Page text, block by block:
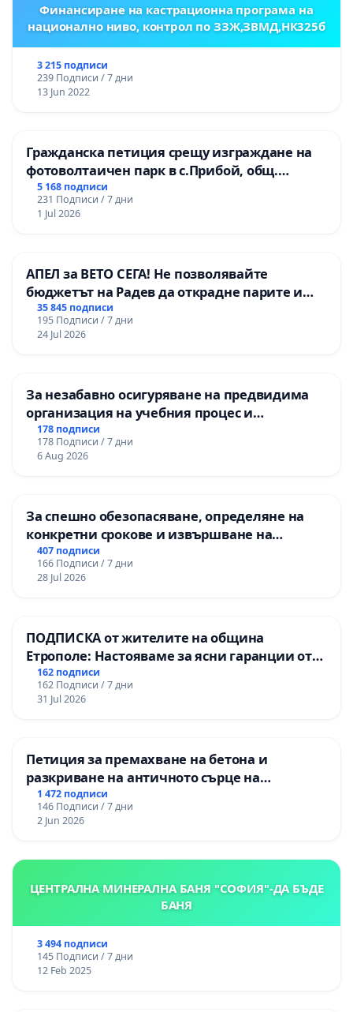
Финансиране на кастрационна програма на
национално ниво, контрол по ЗЗЖ,ЗВМД,НК325б
3 215 подписи
239 Подписи / 7 дни
13 Jun 2022
Гражданска петиция срещу изграждане на
фотоволтаичен парк в с.Прибой, общ.
Радомир
5 168 подписи
231 Подписи / 7 дни
1 Jul 2026
АПЕЛ за ВЕТО СЕГА! Не позволявайте
бюджетът на Радев да открадне парите и
правата ни в тъмното
35 845 подписи
195 Подписи / 7 дни
24 Jul 2026
За незабавно осигуряване на предвидима
организация на учебния процес и
гарантиране на правото на равнопоставено
и качествено образование на учениците от
ОУ „Княз Александър I“ и Хуманитарна
178 подписи
178 Подписи / 7 дни
6 Aug 2026
За спешно обезопасяване, определяне на
конкретни срокове и извършване на
цялостна рехабилитация на
републиканския път между пътен възел АМ
„Тракия“ - гр. Ихтиман - с. Мирово - к.к.
407 подписи
166 Подписи / 7 дни
28 Jul 2026
ПОДПИСКА от жителите на община
Етрополе: Настояваме за ясни гаранции от
“Елаците-МЕД” АД и от държавата, че ще се
изпълнят всички екологични норми!
162 подписи
162 Подписи / 7 дни
31 Jul 2026
Петиция за премахване на бетона и
разкриване на античното сърце на
Могиланската могила във Враца
1 472 подписи
146 Подписи / 7 дни
2 Jun 2026
ЦЕНТРАЛНА МИНЕРАЛНА БАНЯ "СОФИЯ"-ДА БЪДЕ
БАНЯ
3 494 подписи
145 Подписи / 7 дни
12 Feb 2025